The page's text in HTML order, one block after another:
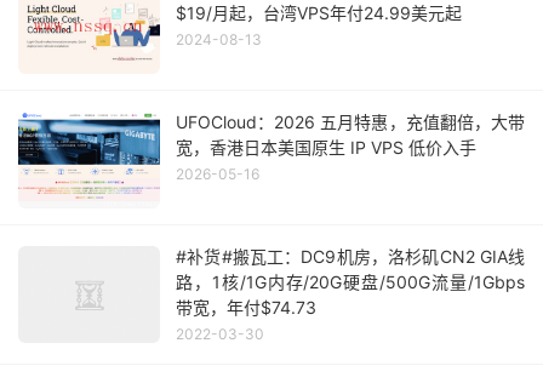
$19/月起，台湾VPS年付24.99美元起
2024-08-13
UFOCloud：2026 五月特惠，充值翻倍，大带
宽，香港日本美国原生 IP VPS 低价入手
2026-05-16
#补货#搬瓦工：DC9机房，洛杉矶CN2 GIA线
路，1核/1G内存/20G硬盘/500G流量/1Gbps
带宽，年付$74.73
2022-03-30